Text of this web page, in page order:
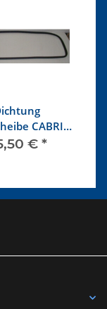
CABRIO
1303€ *